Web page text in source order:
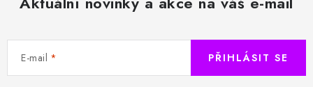
E-mail PŘIHLÁSIT SE